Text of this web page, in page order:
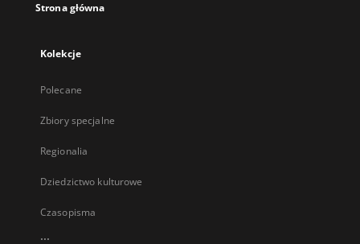
Strona główna
Kolekcje
Polecane
Zbiory specjalne
Regionalia
Dziedzictwo kulturowe
Czasopisma
...